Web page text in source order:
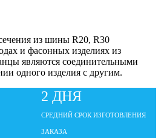
из шины R20, R30
и фасонных изделиях из
являются соединительными
одного изделия с другим.
2 ДНЯ
СРЕДНИЙ СРОК ИЗГОТОВЛЕНИЯ
ЗАКАЗА